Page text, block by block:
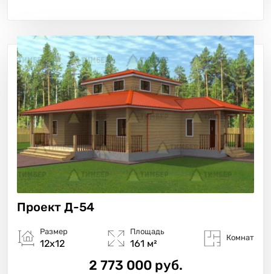
Проект Д-54
Размер
12х12
Площадь
161 м²
Комнат
2 773 000 руб.